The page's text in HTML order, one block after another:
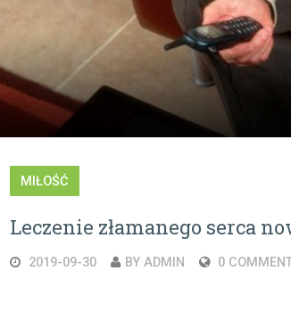
MIŁOŚĆ
Leczenie złamanego serca
2019-09-30 BY ADMIN 0